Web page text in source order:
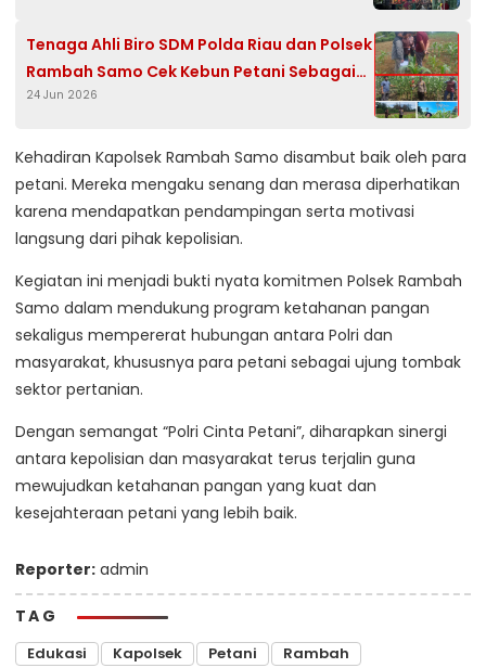
Tenaga Ahli Biro SDM Polda Riau dan Polsek
Rambah Samo Cek Kebun Petani Sebagai
Bukti Porli Cinta Petani
24 Jun 2026
Kehadiran Kapolsek Rambah Samo disambut baik oleh para
petani. Mereka mengaku senang dan merasa diperhatikan
karena mendapatkan pendampingan serta motivasi
langsung dari pihak kepolisian.
Kegiatan ini menjadi bukti nyata komitmen Polsek Rambah
Samo dalam mendukung program ketahanan pangan
sekaligus mempererat hubungan antara Polri dan
masyarakat, khususnya para petani sebagai ujung tombak
sektor pertanian.
Dengan semangat “Polri Cinta Petani”, diharapkan sinergi
antara kepolisian dan masyarakat terus terjalin guna
mewujudkan ketahanan pangan yang kuat dan
kesejahteraan petani yang lebih baik.
Reporter: admin
TAG
Edukasi Kapolsek Petani Rambah